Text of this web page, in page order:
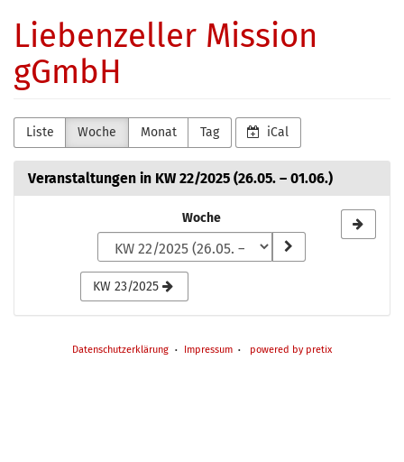
Haupt-
springen
Liebenzeller Mission
gGmbH
Liste Woche Monat Tag iCal
Veranstaltungen in KW 22/2025 (26.05. – 01.06.)
zur
Anzeige
auswählen
Woche
KW 23/2025
Datenschutzerklärung Impressum powered by pretix